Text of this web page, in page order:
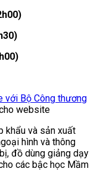
khẩu và sản xuất
hình và thông
đồ dùng giảng dạy
các bậc học Mầm